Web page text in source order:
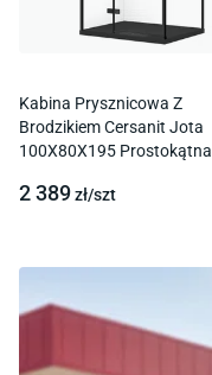
Kabina Prysznicowa Z
Brodzikiem Cersanit Jota
100X80X195 Prostokątna
Czarny Mat S601-397
2 389zł/szt